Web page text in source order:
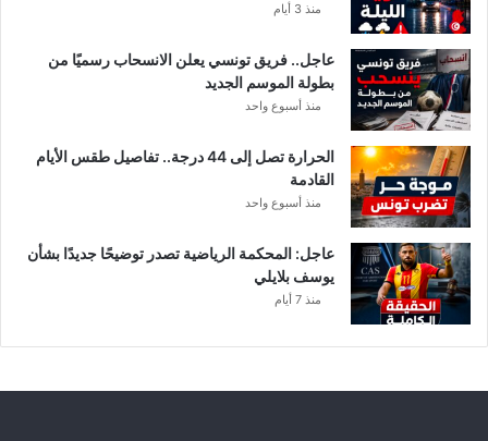
منذ 3 أيام
عاجل.. فريق تونسي يعلن الانسحاب رسميًا من
بطولة الموسم الجديد
منذ أسبوع واحد
الحرارة تصل إلى 44 درجة.. تفاصيل طقس الأيام
القادمة
منذ أسبوع واحد
عاجل: المحكمة الرياضية تصدر توضيحًا جديدًا بشأن
يوسف بلايلي
منذ 7 أيام